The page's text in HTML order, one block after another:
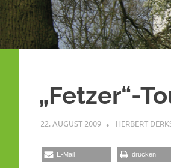
„Fetzer“-
22. AUGUST 2009 HERBERT
E-Mail drucken